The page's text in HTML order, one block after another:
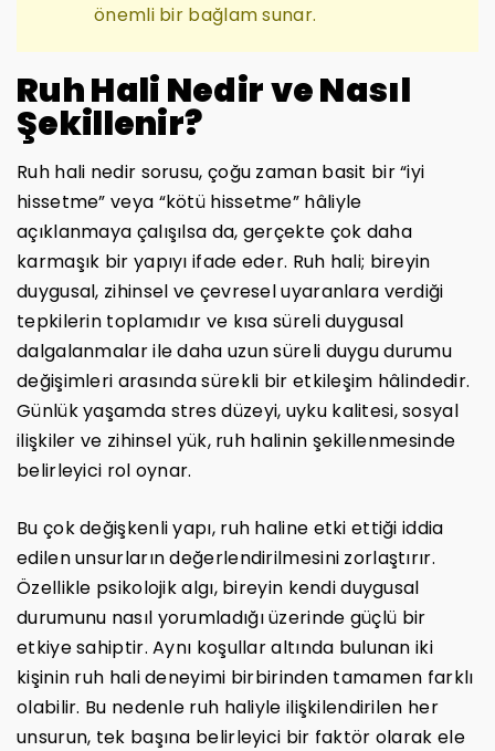
önemli bir bağlam sunar.
Ruh Hali Nedir ve Nasıl
Şekillenir?
Ruh hali nedir sorusu, çoğu zaman basit bir “iyi
hissetme” veya “kötü hissetme” hâliyle
açıklanmaya çalışılsa da, gerçekte çok daha
karmaşık bir yapıyı ifade eder. Ruh hali; bireyin
duygusal, zihinsel ve çevresel uyaranlara verdiği
tepkilerin toplamıdır ve kısa süreli duygusal
dalgalanmalar ile daha uzun süreli duygu durumu
değişimleri arasında sürekli bir etkileşim hâlindedir.
Günlük yaşamda stres düzeyi, uyku kalitesi, sosyal
ilişkiler ve zihinsel yük, ruh halinin şekillenmesinde
belirleyici rol oynar.
Bu çok değişkenli yapı, ruh haline etki ettiği iddia
edilen unsurların değerlendirilmesini zorlaştırır.
Özellikle psikolojik algı, bireyin kendi duygusal
durumunu nasıl yorumladığı üzerinde güçlü bir
etkiye sahiptir. Aynı koşullar altında bulunan iki
kişinin ruh hali deneyimi birbirinden tamamen farklı
olabilir. Bu nedenle ruh haliyle ilişkilendirilen her
unsurun, tek başına belirleyici bir faktör olarak ele